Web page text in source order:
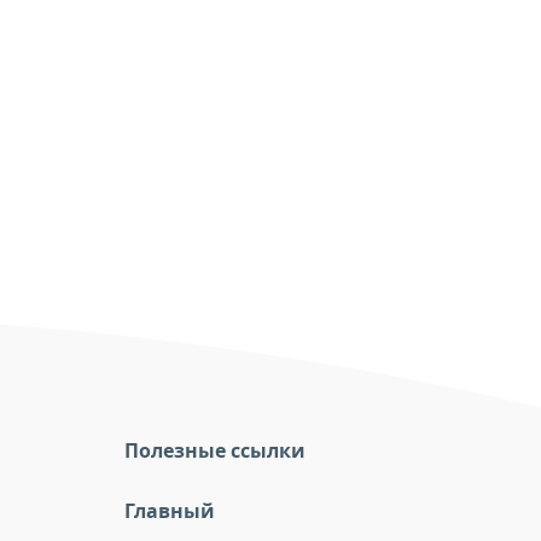
Полезные ссылки
Главный